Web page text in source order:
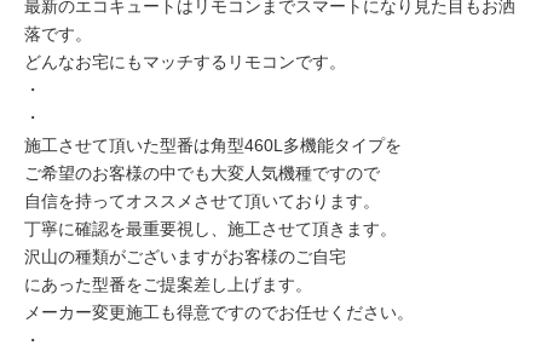
最新のエコキュートはリモコンまでスマートになり見た目もお洒
落です。
どんなお宅にもマッチするリモコンです。
・
・
施工させて頂いた型番は角型460L多機能タイプを
ご希望のお客様の中でも大変人気機種ですので
自信を持ってオススメさせて頂いております。
丁寧に確認を最重要視し、施工させて頂きます。
沢山の種類がございますがお客様のご自宅
にあった型番をご提案差し上げます。
メーカー変更施工も得意ですのでお任せください。
・